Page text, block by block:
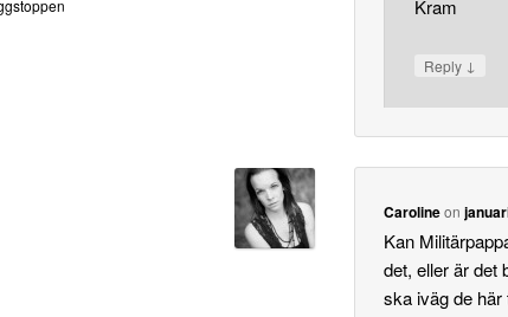
Kram
Reply ↓
Carolineon
Kan
det, eller är det
ska iväg de